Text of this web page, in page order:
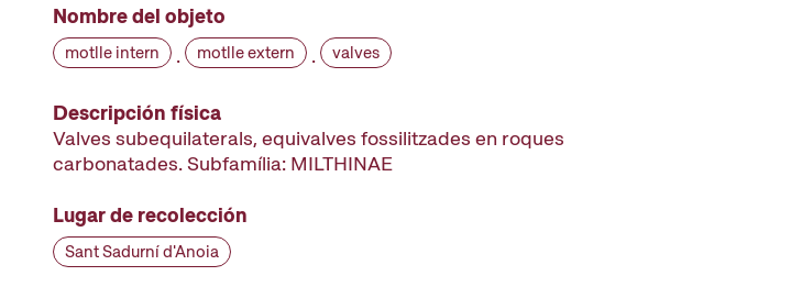
Nombre del objeto
motlle intern · motlle extern · valves
Descripción física
Valves subequilaterals, equivalves fossilitzades en roques
carbonatades. Subfamília: MILTHINAE
Lugar de recolección
Sant Sadurní d'Anoia